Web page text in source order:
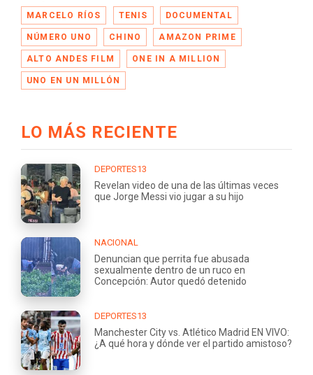
MARCELO RÍOS TENIS DOCUMENTAL
NÚMERO UNO CHINO AMAZON PRIME
ALTO ANDES FILM ONE IN A MILLION
UNO EN UN MILLÓN
LO MÁS RECIENTE
DEPORTES13
Revelan video de una de las últimas veces
que Jorge Messi vio jugar a su hijo
NACIONAL
Denuncian que perrita fue abusada
sexualmente dentro de un ruco en
Concepción: Autor quedó detenido
DEPORTES13
Manchester City vs. Atlético Madrid EN VIVO:
¿A qué hora y dónde ver el partido amistoso?